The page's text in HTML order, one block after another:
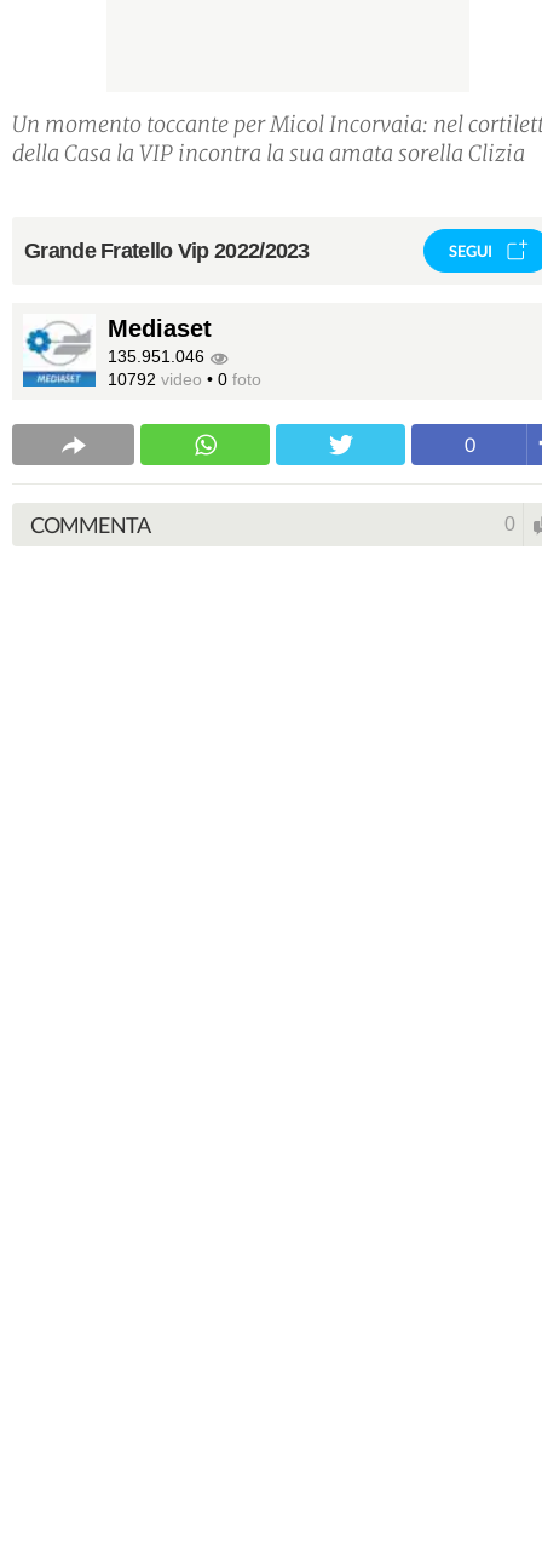
Un momento toccante per Micol Incorvaia: nel
della Casa la VIP incontra la sua amata sorella Clizia
Grande Fratello Vip 2022/2023 SEGUI
Mediaset
135.951.046
10792 video • 0 foto
0
COMMENTA 0